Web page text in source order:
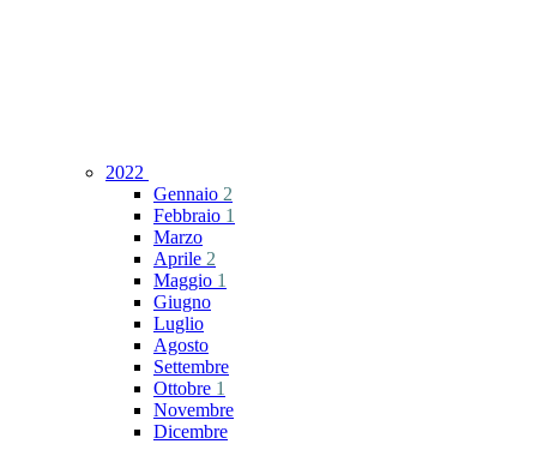
2022
Gennaio 2
Febbraio 1
Marzo
Aprile 2
Maggio 1
Giugno
Luglio
Agosto
Settembre
Ottobre 1
Novembre
Dicembre